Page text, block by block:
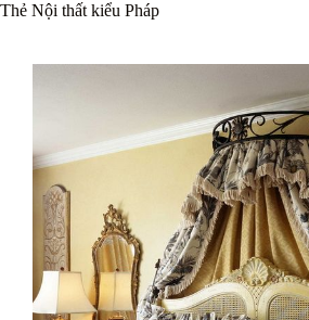
Thẻ Nội thất kiểu Pháp